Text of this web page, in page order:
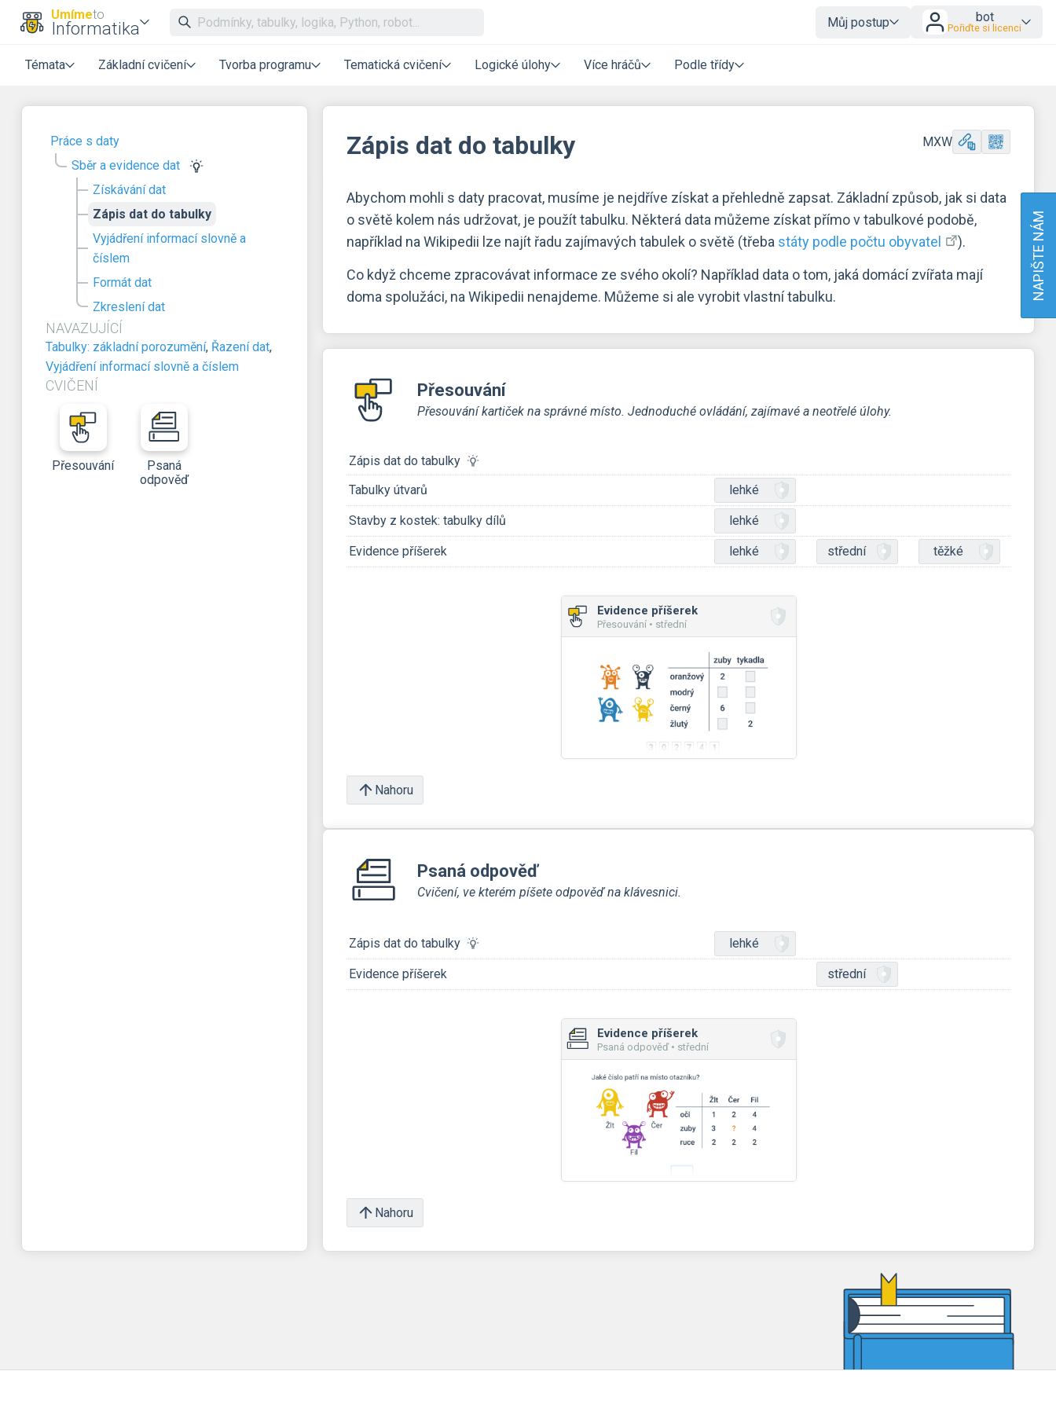
Umímeto
Informatika Můj postup bot
Pořiďte si licenci
Témata Základní cvičení Tvorba programu Tematická cvičení Logické úlohy Více hráčů Podle třídy
Práce s daty
Sběr a evidence dat
Získávání dat
Zápis dat do tabulky
Vyjádření informací slovně a
číslem
Formát dat
Zkreslení dat
NAVAZUJÍCÍ
Tabulky: základní porozumění, Řazení dat,
Vyjádření informací slovně a číslem
CVIČENÍ
Přesouvání
Psaná
odpověď
Zápis dat do tabulky MXW
Abychom mohli s daty pracovat, musíme je nejdříve získat a přehledně zapsat. Základní způsob, jak si data
o světě kolem nás udržovat, je použít tabulku. Některá data můžeme získat přímo v tabulkové podobě,
například na Wikipedii lze najít řadu zajímavých tabulek o světě (třeba státy podle počtu obyvatel ).
Co když chceme zpracovávat informace ze svého okolí? Například data o tom, jaká domácí zvířata mají
doma spolužáci, na Wikipedii nenajdeme. Můžeme si ale vyrobit vlastní tabulku.
Přesouvání
Přesouvání kartiček na správné místo. Jednoduché ovládání, zajímavé a neotřelé úlohy.
Zápis dat do tabulky
Tabulky útvarů
lehké
Stavby z kostek: tabulky dílů lehké
Evidence příšerek lehké střední těžké
Evidence příšerek
Přesouvání • střední
Nahoru
Psaná odpověď
Cvičení, ve kterém píšete odpověď na klávesnici.
Zápis dat do tabulky lehké
Evidence příšerek střední
Evidence příšerek
Psaná odpověď • střední
Nahoru
NAPIŠTE NÁM